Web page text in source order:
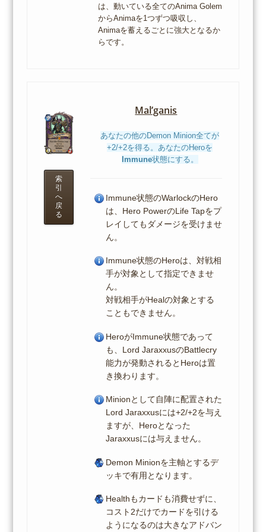
は、動いている全てのAnima Golem
からAnimaを1つずつ吸収し、
Animaを蓄えるごとに強大となるか
らです。
索
引
へ
戻
る
Mal’ganis
あなたの他のDemon Minion全てが
+2/+2を得る。あなたのHeroを
Immune状態にする。
Immune状態のWarlockのHero
は、Hero PowerのLife Tapをプ
レイしてもダメージを受けませ
ん。
Immune状態のHeroは、対戦相
手が対象として指定できませ
ん。
対戦相手がHealの対象とする
こともできません。
HeroがImmune状態であって
も、Lord JaraxxusのBattlecry
能力が発動されるとHeroは置
き換わります。
Minionとして自陣に配置された
Lord Jaraxxusには+2/+2を与え
ますが、Heroとなった
Jaraxxusには与えません。
Demon Minionを主軸とするデ
ッキで有用となります。
Healthもカードも消費せずに、
コスト2だけでカードを引ける
ようになるのは大きなアドバン